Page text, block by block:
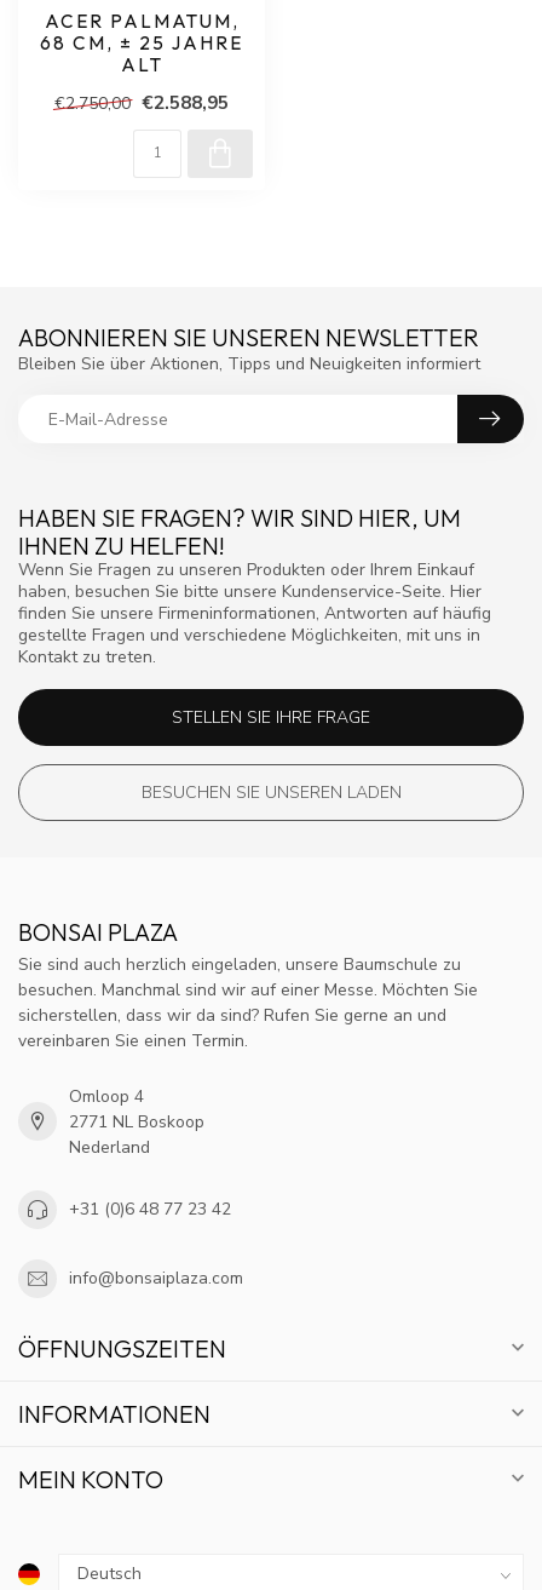
ACER PALMATUM,
68 CM, ± 25 JAHRE
ALT
€2.750,00 €2.588,95
HABEN SIE FRAGEN? WIR SIND HIER, UM
IHNEN ZU HELFEN!
Wenn Sie Fragen zu unseren Produkten oder Ihrem Einkauf
haben, besuchen Sie bitte unsere Kundenservice-Seite. Hier
finden Sie unsere Firmeninformationen, Antworten auf häufig
gestellte Fragen und verschiedene Möglichkeiten, mit uns in
Kontakt zu treten.
STELLEN SIE IHRE FRAGE
BESUCHEN SIE UNSEREN LADEN
ABONNIEREN SIE UNSEREN NEWSLETTER
Bleiben Sie über Aktionen, Tipps und Neuigkeiten informiert
BONSAI PLAZA
Sie sind auch herzlich eingeladen, unsere Baumschule zu
besuchen. Manchmal sind wir auf einer Messe. Möchten Sie
sicherstellen, dass wir da sind? Rufen Sie gerne an und
vereinbaren Sie einen Termin.
Omloop 4
2771 NL Boskoop
Nederland
+31 (0)6 48 77 23 42
info@bonsaiplaza.com
ÖFFNUNGSZEITEN
INFORMATIONEN
MEIN KONTO